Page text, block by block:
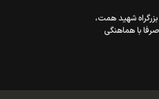
بزرگراه شهید همت،
۷، طبقه سوم (صرفا با هماهنگی